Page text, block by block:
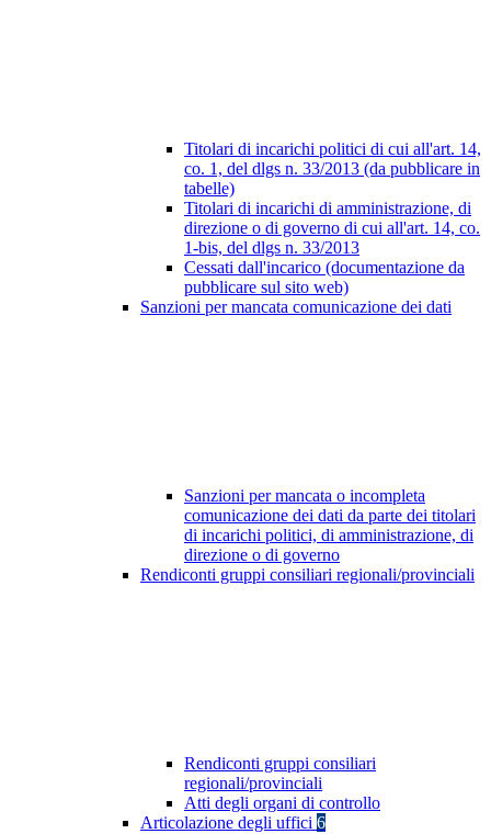
Titolari di incarichi politici di cui all'art. 14,
co. 1, del dlgs n. 33/2013 (da pubblicare in
tabelle)
Titolari di incarichi di amministrazione, di
direzione o di governo di cui all'art. 14, co.
1-bis, del dlgs n. 33/2013
Cessati dall'incarico (documentazione da
pubblicare sul sito web)
Sanzioni per mancata comunicazione dei dati
Sanzioni per mancata o incompleta
comunicazione dei dati da parte dei titolari
di incarichi politici, di amministrazione, di
direzione o di governo
Rendiconti gruppi consiliari regionali/provinciali
Rendiconti gruppi consiliari
regionali/provinciali
Atti degli organi di controllo
Articolazione degli uffici 6